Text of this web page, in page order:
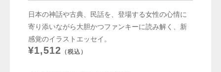
日本の神話や古典、民話を、登場する女性の心情に
寄り添いながら大胆かつファンキーに読み解く、新
感覚のイラストエッセイ。
¥1,512 （税込）